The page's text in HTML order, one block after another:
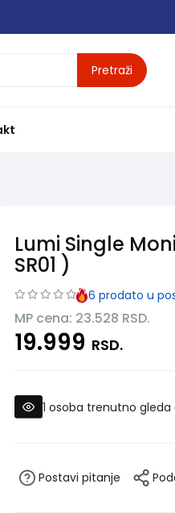
Pretraži
Lumi Single
SR01 )
6 prodato u
MP cena: 23.528 RSD.
19.999 RSD.
1 osoba trenutno gleda
Postavi pitanje